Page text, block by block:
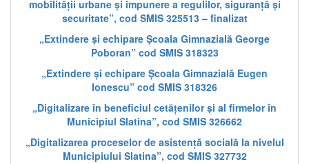
mobilității urbane și impunere a regulilor, siguranță și
securitate”, cod SMIS 325513 – finalizat
„Extindere și echipare Școala Gimnazială George
Poboran” cod SMIS 318323
„Extindere și echipare Școala Gimnazială Eugen
Ionescu” cod SMIS 318326
„Digitalizare în beneficiul cetățenilor și al firmelor în
Municipiul Slatina”, cod SMIS 326662
„Digitalizarea proceselor de asistență socială la nivelul
Municipiului Slatina”, cod SMIS 327732